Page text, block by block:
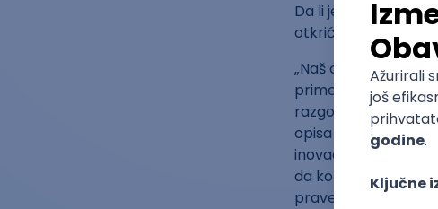
Da li je do sada
otkriće za naš
„Naš cilj nije da
primere biografija
razgovor sa
opisa poslova kojim
inovacije i
da koriste AI alate
prave razliku“,